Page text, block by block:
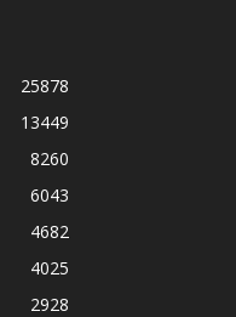
25878
13449
8260
6043
4682
4025
2928